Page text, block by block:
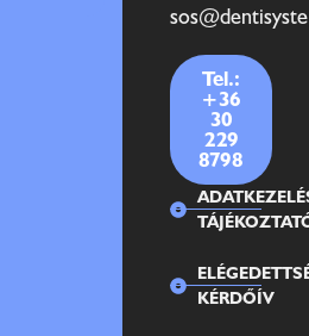
Tel.:
+36
30
229
8798
KÉRDŐÍV